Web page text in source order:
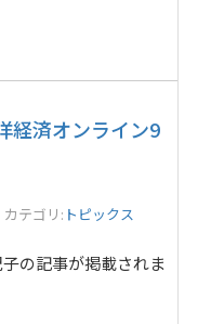
経済オンライン9
カテゴリ: トピックス
の記事が掲載されま